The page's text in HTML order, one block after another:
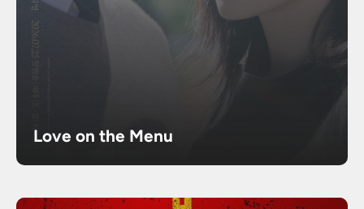
Love on the Menu